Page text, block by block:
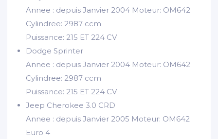
Annee : depuis Janvier 2004 Moteur: OM642
Cylindree: 2987 ccm
Puissance: 215 ET 224 CV
Dodge Sprinter
Annee : depuis Janvier 2004 Moteur: OM642
Cylindree: 2987 ccm
Puissance: 215 ET 224 CV
Jeep Cherokee 3.0 CRD
Annee : depuis Janvier 2005 Moteur: OM642
Euro 4